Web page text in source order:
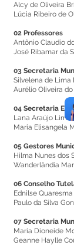
Alcy de Oliveira
Lúcia Ribeiro de
02 Professores
Antônio Claudio
José Ribamar da
03 Secretaria
Silvelena de Lima
Aurélio Oliveira
04 Secretaria
Lana Araújo Lima
Maria Elisangela
05 Gestores
Hilma Nunes dos
Wanderlândia
06 Conselho
Ednilse
Paulo da Silva
07 Secretaria
Maria Dioneide
Geanne Haylle